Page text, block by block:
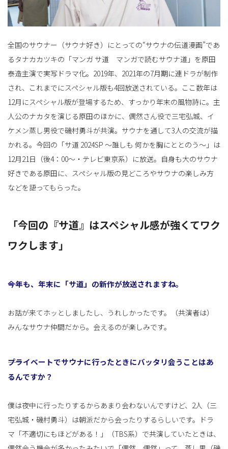
切
替
全国のサウナー（サウナ好き）にとっての“サウナの伝道漫画”であ
るタナカカツキの「マンガ サ道 マンガで読むサウナ道」を原田
泰造主演で実写ドラマ化。2019年、2021年の7月期に連ドラが制作
され、これまでにスペシャル版も4回放送されている。ここ数年は
12月にスペシャル版が登場するため、すっかり年末の風物詩に。主
人公のナカタを演じる原田のほかに、偶然さん役で三宅弘城、イ
ケメン蒸し男役で磯村勇斗が共演。サウナを通して3人の交流が描
かれる。今回の「サ道 2024SP ～誰しも 何かを胸にととのう～」は
12月21日（後4：00～・テレビ東京系）に放送。自身も大のサウナ
好きである原田に、スペシャル版の見どころやサウナの楽しみ方
などを語ってもらった。
「今回の『サ道』はスペシャル感が強くてワク
ワクします」
――今年も、年末に「サ道」の新作が放送されますね。
お話が来てホッとしましたし、うれしかったです。（共演者は）
みんなサウナ仲間だから。会えるのが楽しみです。
――プライベートでサウナに行ったときにバッタリ会うことはあ
るんですか？
僕は夜中に行ったりするからあまり会わないんですけど、2人（三
宅弘城・磯村勇斗）は朝派だから会ったりするらしいです。ドラ
マ「不適切にもほどがある！」（TBS系）で共演していたときは、